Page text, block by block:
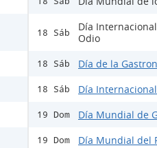
18 Sáb
Día
Odio
18 Sáb Día de la
18 Sáb Día
19 Dom Día Mundial de
19 Dom Día Mundial del